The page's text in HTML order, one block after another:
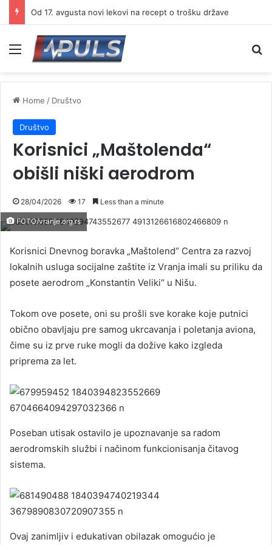
Menu
Home / Društvo
Društvo
Korisnici „Maštolenda“
obišli niški aerodrom
28/04/2026 17 Less than a minute
FOTO/vranje.org.rs
Korisnici Dnevnog boravka „Maštolend“ Centra za razvoj
lokalnih usluga socijalne zaštite iz Vranja imali su priliku da
posete aerodrom „Konstantin Veliki“ u Nišu.
Tokom ove posete, oni su prošli sve korake koje putnici
obično obavljaju pre samog ukrcavanja i poletanja aviona,
čime su iz prve ruke mogli da dožive kako izgleda
priprema za let.
Poseban utisak ostavilo je upoznavanje sa radom
aerodromskih službi i načinom funkcionisanja čitavog
sistema.
Ovaj zanimljiv i edukativan obilazak omogućio je